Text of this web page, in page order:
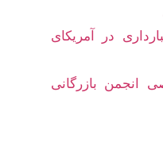
در آمریکای
انجمن بازرگانی